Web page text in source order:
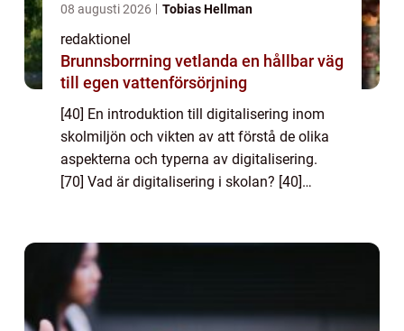
08 augusti 2026 Tobias Hellman
redaktionel
Brunnsborrning vetlanda en hållbar väg
till egen vattenförsörjning
[40] En introduktion till digitalisering inom
skolmiljön och vikten av att förstå de olika
aspekterna och typerna av digitalisering.
[70] Vad är digitalisering i skolan? [40]